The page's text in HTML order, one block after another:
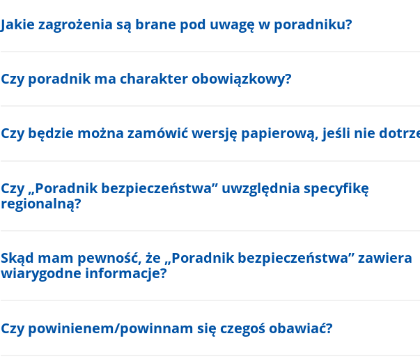
Jakie zagrożenia są brane pod uwagę w poradniku?
Czy poradnik ma charakter obowiązkowy?
Czy będzie można zamówić wersję papierową, jeśli nie
Czy „Poradnik bezpieczeństwa” uwzględnia specyfikę
regionalną?
Skąd mam pewność, że „Poradnik bezpieczeństwa” zawiera
wiarygodne informacje?
Czy powinienem/powinnam się czegoś obawiać?